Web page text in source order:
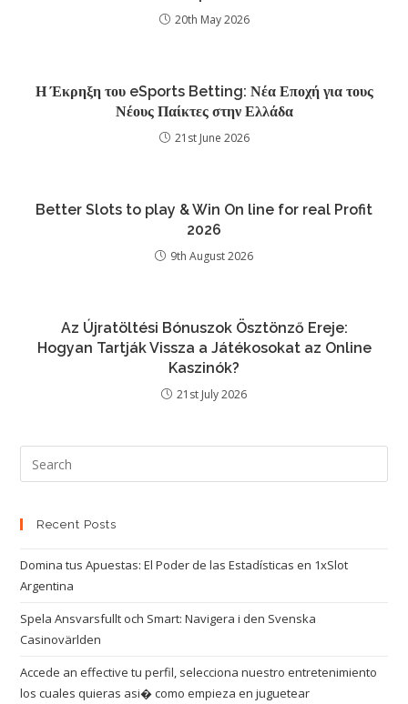
20th May 2026
Η Έκρηξη του eSports Betting: Νέα Εποχή για τους
Νέους Παίκτες στην Ελλάδα
21st June 2026
Better Slots to play & Win On line for real Profit
2026
9th August 2026
Az Újratöltési Bónuszok Ösztönző Ereje:
Hogyan Tartják Vissza a Játékosokat az Online
Kaszinók?
21st July 2026
Recent Posts
Domina tus Apuestas: El Poder de las Estadísticas en 1xSlot
Argentina
Spela Ansvarsfullt och Smart: Navigera i den Svenska
Casinovärlden
Accede an effective tu perfil, selecciona nuestro entretenimiento
los cuales quieras asi� como empieza en juguetear